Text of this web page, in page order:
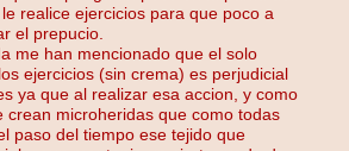
realice ejercicios para que poco a
el prepucio.
me han mencionado que el solo
ejercicios (sin crema) es perjudicial
ya que al realizar esa accion, y como
crean microheridas que como todas
paso del tiempo ese tejido que